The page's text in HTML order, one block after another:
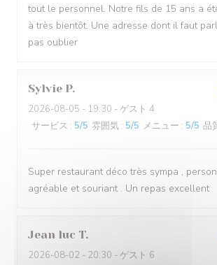
tout le personnel. Notre fils de 15 ans a
à très bientôt. Une adresse dont il faut
pas oublier
Sylvie P
2026-08-05 - 19:30 - ゲスト 4
サービス : 5/5 雰囲気 : 5/5 メニュー : 5/5 品
Super restaurant déco très sympa ,
agréable et souriant . Un repas excellent
Jean luc T
2026-08-02 - 20:30 - ゲスト 6